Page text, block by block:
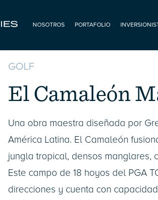
NOSOTROS PORTAFOLIO
GOLF
El Camaleón
Una obra maestra diseñada por
América Latina. El Camaleón
jungla tropical, densos manglares,
Este campo de 18 hoyos del PGA
direcciones y cuenta con